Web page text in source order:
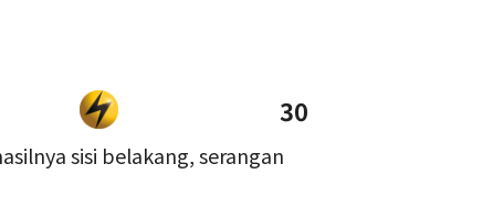
30
sisi belakang, serangan